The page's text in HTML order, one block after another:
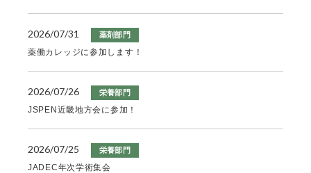
2026/07/31 薬剤部門
薬働カレッジに参加します！
2026/07/26 栄養部門
JSPEN近畿地方会に参加！
2026/07/25 栄養部門
JADEC年次学術集会